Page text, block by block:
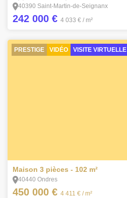
40390 Saint-Martin-de-Seignanx
242 000 € 4 033 € / m²
PRESTIGE VIDÉO VISITE VIRTUELLE
Maison 3 pièces - 102 m²
40440 Ondres
450 000 € 4 411 € / m²